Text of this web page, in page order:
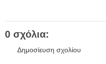
0 σχόλια:
Δημοσίευση σχολίου